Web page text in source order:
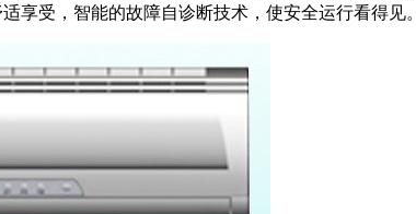
享受，智能的故障自诊断技术，使安全运行看得见。